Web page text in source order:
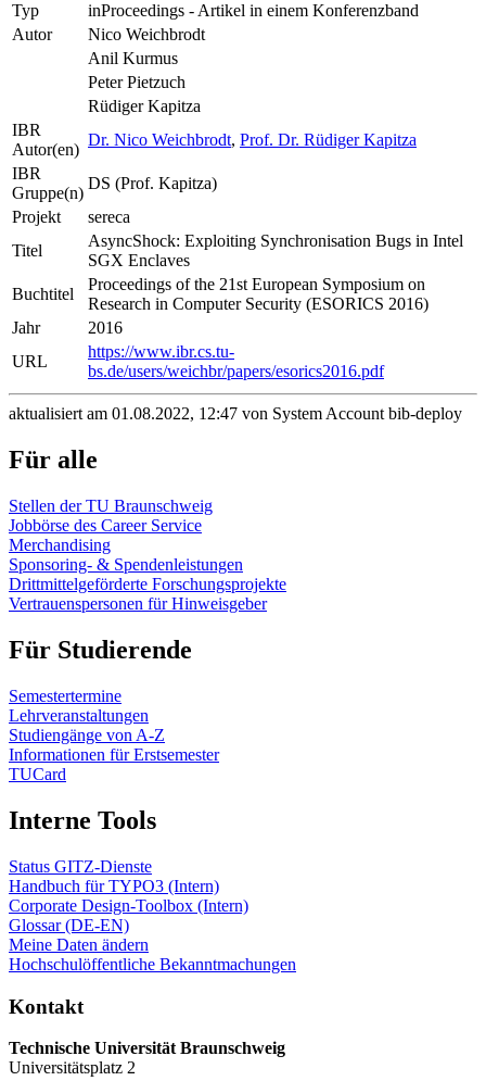
Typ
inProceedings - Artikel in einem Konferenzband
Autor
Nico Weichbrodt
Anil Kurmus
Peter Pietzuch
Rüdiger Kapitza
IBR
Autor(en)
Dr. Nico Weichbrodt, Prof. Dr. Rüdiger Kapitza
IBR
Gruppe(n)
DS (Prof. Kapitza)
Projekt
sereca
Titel
AsyncShock: Exploiting Synchronisation Bugs in Intel
SGX Enclaves
Buchtitel
Proceedings of the 21st European Symposium on
Research in Computer Security (ESORICS 2016)
Jahr
2016
URL
https://www.ibr.cs.tu-
bs.de/users/weichbr/papers/esorics2016.pdf
aktualisiert am 01.08.2022, 12:47 von System Account bib-deploy
Für alle
Stellen der TU Braunschweig
Jobbörse des Career Service
Merchandising
Sponsoring- & Spendenleistungen
Drittmittelgeförderte Forschungsprojekte
Vertrauenspersonen für Hinweisgeber
Für Studierende
Semestertermine
Lehrveranstaltungen
Studiengänge von A-Z
Informationen für Erstsemester
TUCard
Interne Tools
Status GITZ-Dienste
Handbuch für TYPO3 (Intern)
Corporate Design-Toolbox (Intern)
Glossar (DE-EN)
Meine Daten ändern
Hochschulöffentliche Bekanntmachungen
Kontakt
Technische Universität Braunschweig
Universitätsplatz 2